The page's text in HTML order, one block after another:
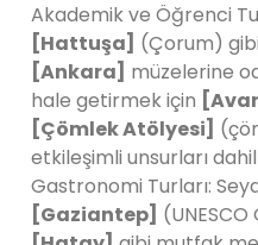
Akademik ve Öğrenci
[Hattuşa] (Çorum)
[Ankara] müzelerine
hale getirmek için
[Çömlek Atölyesi]
etkileşimli unsurları
Gastronomi Turları:
[Gaziantep]